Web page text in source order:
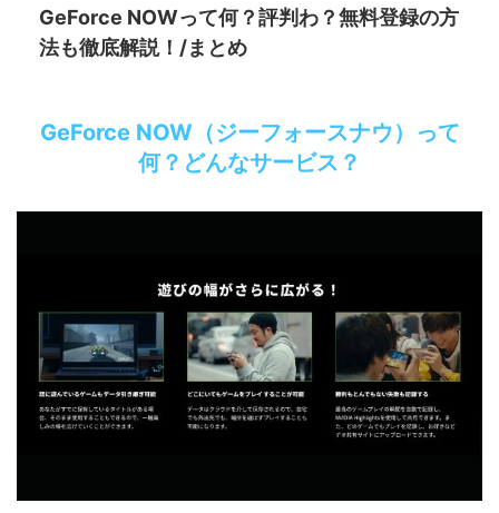
GeForce NOWって何？評判わ？無料登録の方
法も徹底解説！/まとめ
GeForce NOW（ジーフォースナウ）って
何？どんなサービス？